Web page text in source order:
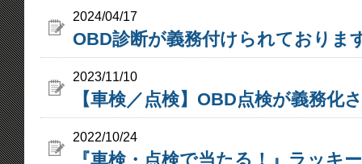
2024/04/17
OBD診断が義務付けられておりま
2023/11/10
【車検／点検】OBD点検が義務化
2022/10/24
『車検・点検で当たる！』ラッキ